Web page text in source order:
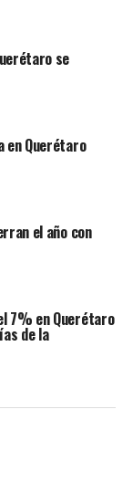
se
en Querétaro
el año con
7% en Querétaro
de la